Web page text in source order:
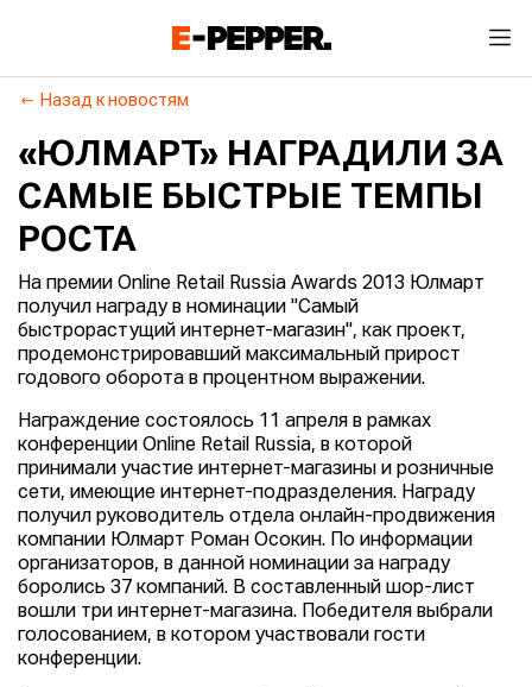
Назад к новостям
«ЮЛМАРТ» НАГРАДИЛИ ЗА
САМЫЕ БЫСТРЫЕ ТЕМПЫ
РОСТА
На премии Online Retail Russia Awards 2013 Юлмарт
получил награду в номинации "Самый
быстрорастущий интернет-магазин", как проект,
продемонстрировавший максимальный прирост
годового оборота в процентном выражении.
Награждение состоялось 11 апреля в рамках
конференции Online Retail Russia, в которой
принимали участие интернет-магазины и розничные
сети, имеющие интернет-подразделения. Награду
получил руководитель отдела онлайн-продвижения
компании Юлмарт Роман Осокин. По информации
организаторов, в данной номинации за награду
боролись 37 компаний. В составленный шор-лист
вошли три интернет-магазина. Победителя выбрали
голосованием, в котором участвовали гости
конференции.